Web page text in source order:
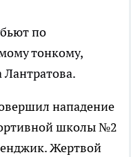
по
тонкому,
Лантратова.
нападение
школы №2
Жертвой